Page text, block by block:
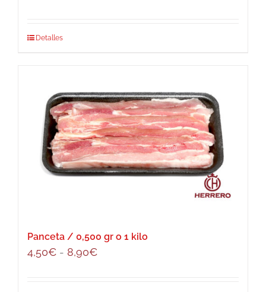
Detalles
Panceta / 0,500 gr o 1 kilo
4,50€ - 8,90€Rango